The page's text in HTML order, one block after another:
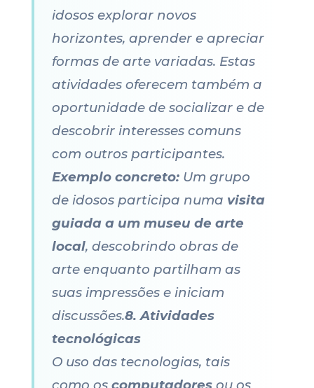
idosos explorar novos
horizontes, aprender e apreciar
formas de arte variadas. Estas
atividades oferecem também a
oportunidade de socializar e de
descobrir interesses comuns
com outros participantes.
Exemplo concreto:Um grupo
de idosos participa numa visita
guiada a um museu de arte
local, descobrindo obras de
arte enquanto partilham as
suas impressões e iniciam
discussões.8. Atividades
tecnológicas
O uso das tecnologias, tais